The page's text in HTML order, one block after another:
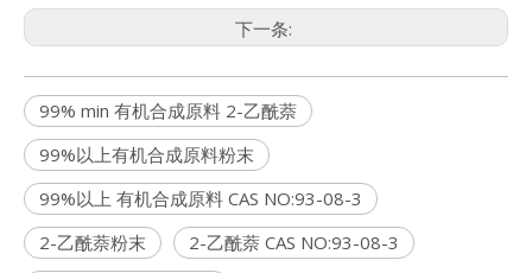
下一条:
99% min 有机合成原料 2-乙酰萘
99%以上有机合成原料粉末
99%以上 有机合成原料 CAS NO:93-08-3
2-乙酰萘粉末
2-乙酰萘 CAS NO:93-08-3